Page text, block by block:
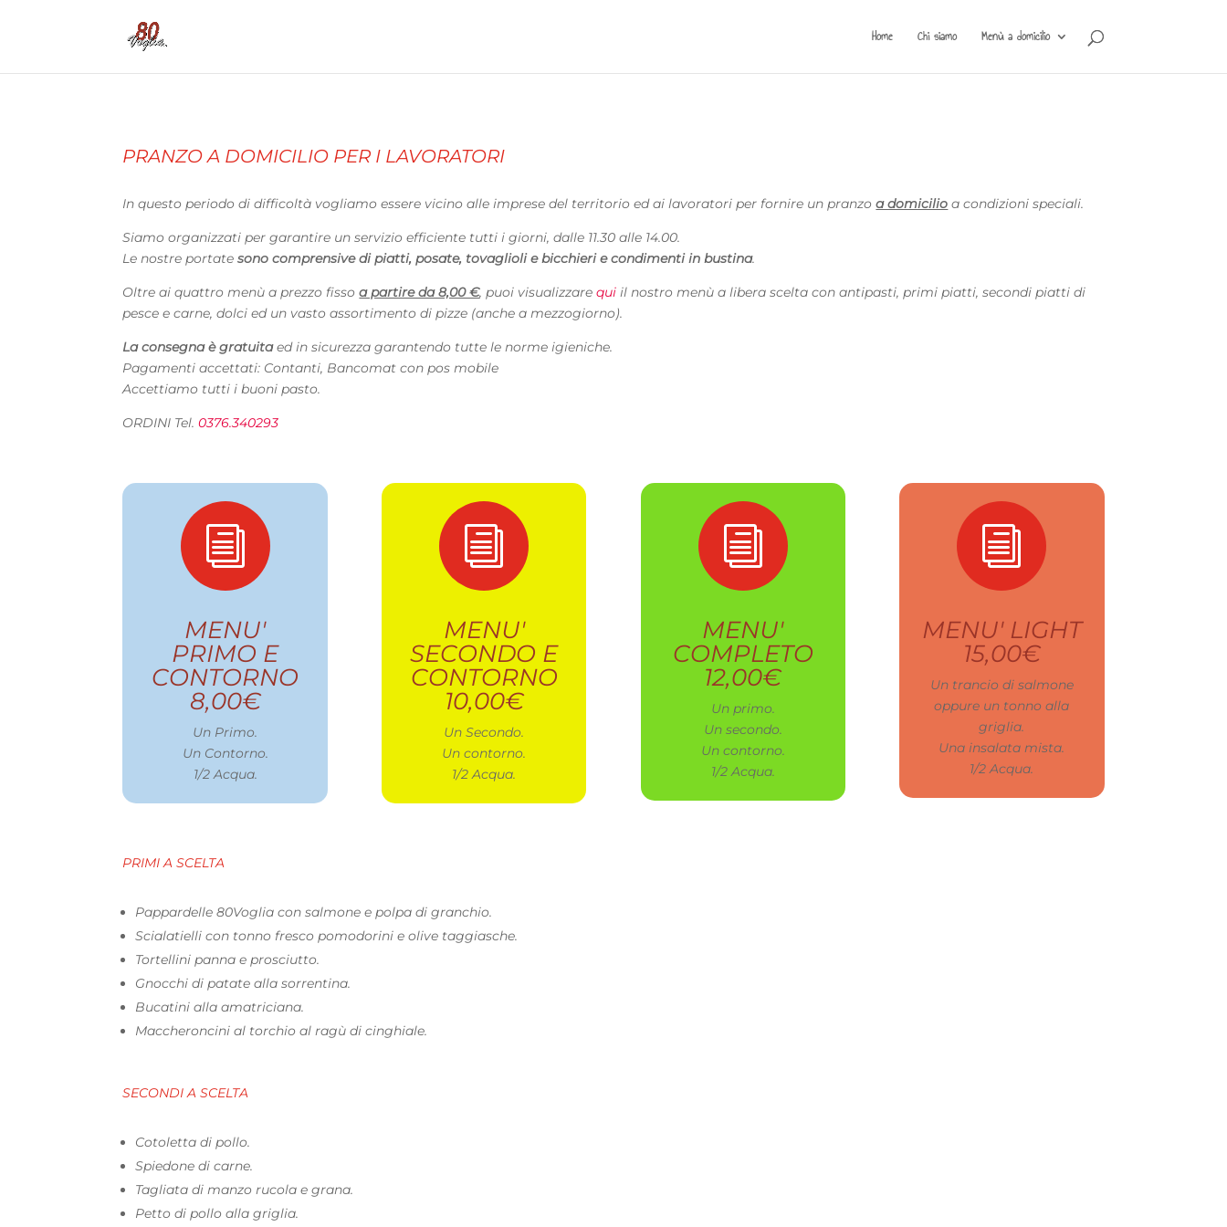
Home Chi siamo Menù a domicilio
PRANZO A DOMICILIO PER I LAVORATORI
In questo periodo di difficoltà vogliamo essere vicino alle imprese del territorio ed ai lavoratori per fornire un pranzoa domicilio a condizioni speciali.
Siamo organizzati per garantire un servizio efficiente tutti i giorni, dalle 11.30 alle 14.00.
Le nostre portatesono comprensive di piatti, posate, tovaglioli e bicchieri e condimenti in bustina.
Oltre ai quattro menù a prezzo fissoa partire da 8,00 €, puoi visualizzarequi il nostro menù a libera scelta con antipasti, primi piatti, secondi piatti di
pesce e carne, dolci ed un vasto assortimento di pizze (anche a mezzogiorno).
La consegna è gratuitaed in sicurezza garantendo tutte le norme igieniche.
Pagamenti accettati: Contanti, Bancomat con pos mobile
Accettiamo tutti i buoni pasto.
ORDINI Tel.0376.340293
i
MENU'
PRIMO E
CONTORNO
8,00€
Un Primo.
Un Contorno.
1/2 Acqua.
i
MENU'
SECONDO E
CONTORNO
10,00€
Un Secondo.
Un contorno.
1/2 Acqua.
i
MENU'
COMPLETO
12,00€
Un primo.
Un secondo.
Un contorno.
1/2 Acqua.
i
MENU' LIGHT
15,00€
Un trancio di salmone
oppure un tonno alla
griglia.
Una insalata mista.
1/2 Acqua.
PRIMI A SCELTA
Pappardelle 80Voglia con salmone e polpa di granchio.
Scialatielli con tonno fresco pomodorini e olive taggiasche.
Tortellini panna e prosciutto.
Gnocchi di patate alla sorrentina.
Bucatini alla amatriciana.
Maccheroncini al torchio al ragù di cinghiale.
SECONDI A SCELTA
Cotoletta di pollo.
Spiedone di carne.
Tagliata di manzo rucola e grana.
Petto di pollo alla griglia.